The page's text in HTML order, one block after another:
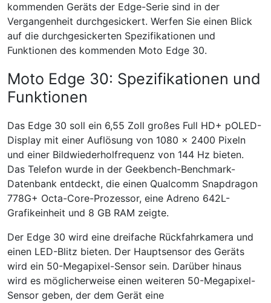
kommenden Geräts der Edge-Serie sind in der
Vergangenheit durchgesickert. Werfen Sie einen Blick
auf die durchgesickerten Spezifikationen und
Funktionen des kommenden Moto Edge 30.
Moto Edge 30: Spezifikationen und
Funktionen
Das Edge 30 soll ein 6,55 Zoll großes Full HD+ pOLED-
Display mit einer Auflösung von 1080 x 2400 Pixeln
und einer Bildwiederholfrequenz von 144 Hz bieten.
Das Telefon wurde in der Geekbench-Benchmark-
Datenbank entdeckt, die einen Qualcomm Snapdragon
778G+ Octa-Core-Prozessor, eine Adreno 642L-
Grafikeinheit und 8 GB RAM zeigte.
Der Edge 30 wird eine dreifache Rückfahrkamera und
einen LED-Blitz bieten. Der Hauptsensor des Geräts
wird ein 50-Megapixel-Sensor sein. Darüber hinaus
wird es möglicherweise einen weiteren 50-Megapixel-
Sensor geben, der dem Gerät eine